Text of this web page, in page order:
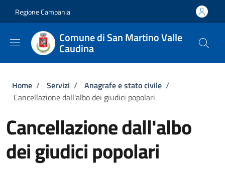
Regione Campania
Comune di San Martino Valle
Caudina
Briciole di pane
Home / Servizi / Anagrafe e stato civile /
Cancellazione dall'albo dei giudici popolari
Cancellazione dall'albo
dei giudici popolari